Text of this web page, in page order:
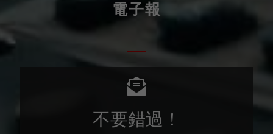
電子報
不要錯過！